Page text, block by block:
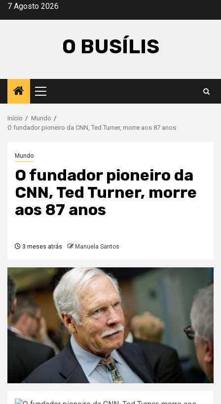
Avançar
7 Agosto 2026
O BUSÍLIS
Menu
principal
Início
Mundo
O fundador pioneiro da CNN, Ted Turner, morre aos 87 anos
Mundo
O fundador pioneiro da
CNN, Ted Turner, morre
aos 87 anos
3 meses atrás Manuela Santos